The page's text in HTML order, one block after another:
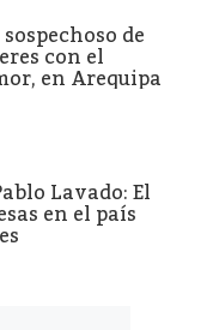
de
con el
en Arequipa
Lavado: El
en el país